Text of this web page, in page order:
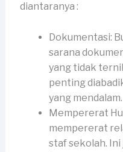
diantaranya :
Dokumentasi:
sarana
yang tidak
penting
yang mendalam.
Mempererat
mempererat
staf sekolah.